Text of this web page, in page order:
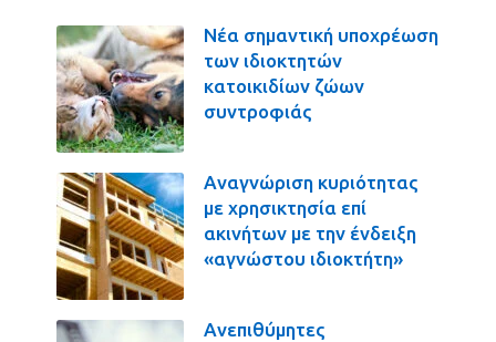
Νέα σημαντική υποχρέωση
των ιδιοκτητών
κατοικιδίων ζώων
συντροφιάς
Αναγνώριση κυριότητας
με χρησικτησία επί
ακινήτων με την ένδειξη
«αγνώστου ιδιοκτήτη»
Ανεπιθύμητες